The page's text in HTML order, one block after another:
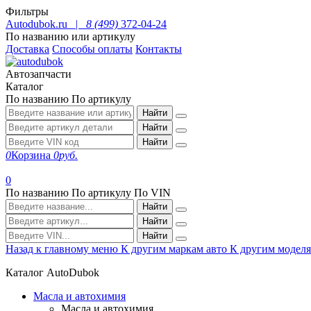
Фильтры
Autodubok.ru |
8 (499) 372-04-24
По названию или артикулу
Доставка Способы оплаты Контакты
Автозапчасти
Каталог
По названию По артикулу
Найти
Найти
Найти
0Корзина 0руб.
0
По названию По артикулу По VIN
Найти
Найти
Найти
Назад к главному меню К другим маркам авто К другим
Каталог AutoDubok
Масла и автохимия
Масла и автохимия